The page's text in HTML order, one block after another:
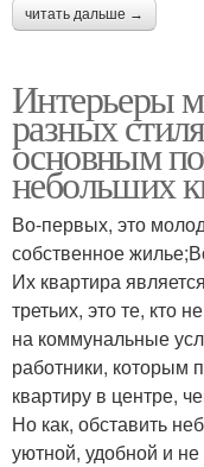
читать дальше →
Интерьеры
разных
основным
небольших
Во-первых, это
собственное
Их квартира
третьих, это те, кто
на коммунальные
работники, которым
квартиру в центре,
Но как, обставить
уютной, удобной и